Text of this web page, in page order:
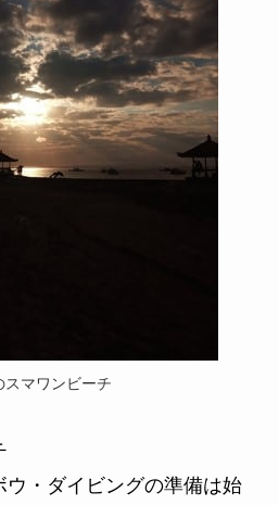
スマワンビーチ
ウ・ダイビングの準備は始